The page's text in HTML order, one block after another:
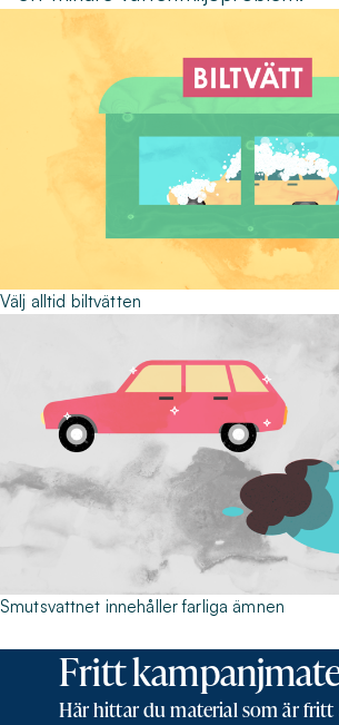
Välj alltid biltvätten
Smutsvattnet innehåller farliga ämnen
Fritt
Här hittar du material som är fritt